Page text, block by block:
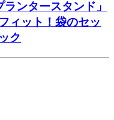
ンタースタンド」
ィット！袋のセッ
ク